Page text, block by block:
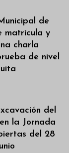
de
matrícula y
charla
de nivel
del
la Jornada
del 28